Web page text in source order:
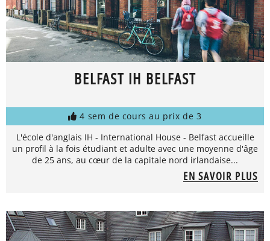
BELFAST IH BELFAST
4 sem de cours au prix de 3
L'école d'anglais IH - International House - Belfast accueille
un profil à la fois étudiant et adulte avec une moyenne d'âge
de 25 ans, au cœur de la capitale nord irlandaise...
EN SAVOIR PLUS